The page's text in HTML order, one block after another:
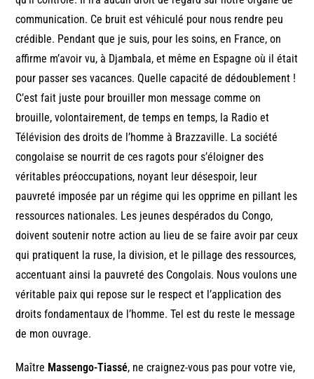
communication. Ce bruit est véhiculé pour nous rendre peu
crédible. Pendant que je suis, pour les soins, en France, on
affirme m’avoir vu, à Djambala, et même en Espagne où il était
pour passer ses vacances. Quelle capacité de dédoublement !
C’est fait juste pour brouiller mon message comme on
brouille, volontairement, de temps en temps, la Radio et
Télévision des droits de l’homme à Brazzaville. La société
congolaise se nourrit de ces ragots pour s’éloigner des
véritables préoccupations, noyant leur désespoir, leur
pauvreté imposée par un régime qui les opprime en pillant les
ressources nationales. Les jeunes despérados du Congo,
doivent soutenir notre action au lieu de se faire avoir par ceux
qui pratiquent la ruse, la division, et le pillage des ressources,
accentuant ainsi la pauvreté des Congolais. Nous voulons une
véritable paix qui repose sur le respect et l’application des
droits fondamentaux de l’homme. Tel est du reste le message
de mon ouvrage.
Maître Massengo-Tiassé, ne craignez-vous pas pour votre vie,